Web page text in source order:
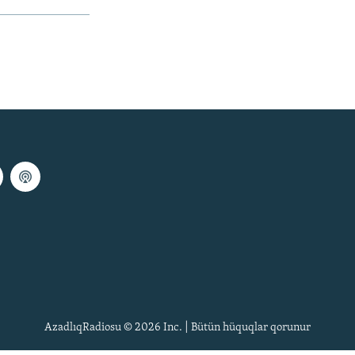
AzadlıqRadiosu © 2026 Inc. | Bütün hüquqlar qorunur